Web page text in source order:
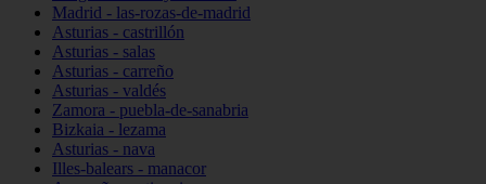
Madrid - las-rozas-de-madrid
Asturias - castrillón
Asturias - salas
Asturias - carreño
Asturias - valdés
Zamora - puebla-de-sanabria
Bizkaia - lezama
Asturias - nava
Illes-balears - manacor